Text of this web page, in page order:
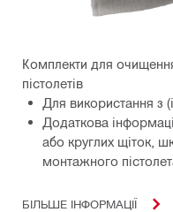
Комплекти для
пістолетів
Для використання з
Додаткова
або круглих щіток,
монтажного
БІЛЬШЕ ІНФОРМАЦІЇ